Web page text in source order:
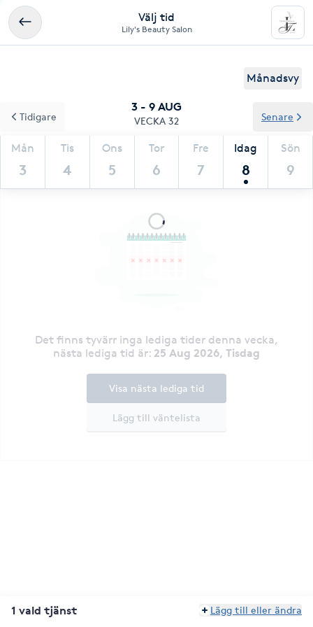
Välj tid
Lily's Beauty Salon
Månadsvy
3 - 9 AUG
VECKA 32
Mån
3
Tis
4
Ons
5
Tor
6
Fre
7
Idag
8
Sön
9
Tidigare Senare
Det finns tyvärr inga lediga tider denna vecka,
nästa lediga tid är: 25 Aug 2026, Tisdag
Lägg till väntelista
Visa nästa lediga tid
1 vald tjänst Lägg till eller ändra